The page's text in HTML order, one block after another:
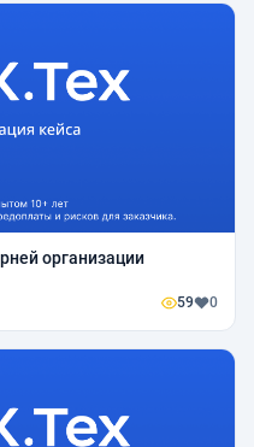
организации
59 0